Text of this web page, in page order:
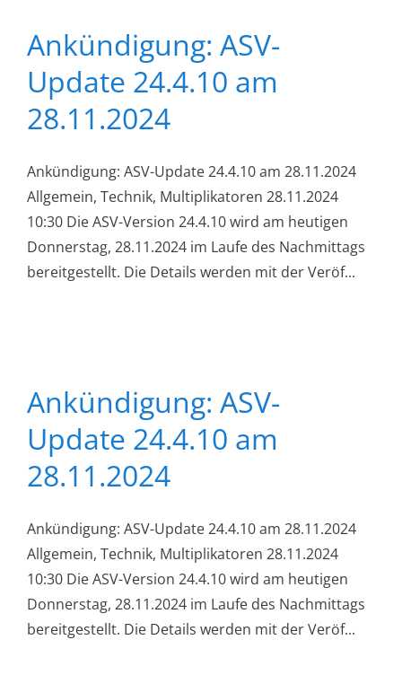
Ankündigung: ASV-
Update 24.4.10 am
28.11.2024
Ankündigung: ASV-Update 24.4.10 am 28.11.2024
Allgemein, Technik, Multiplikatoren 28.11.2024
10:30 Die ASV-Version 24.4.10 wird am heutigen
Donnerstag, 28.11.2024 im Laufe des Nachmittags
bereitgestellt. Die Details werden mit der Veröf...
Ankündigung: ASV-
Update 24.4.10 am
28.11.2024
Ankündigung: ASV-Update 24.4.10 am 28.11.2024
Allgemein, Technik, Multiplikatoren 28.11.2024
10:30 Die ASV-Version 24.4.10 wird am heutigen
Donnerstag, 28.11.2024 im Laufe des Nachmittags
bereitgestellt. Die Details werden mit der Veröf...